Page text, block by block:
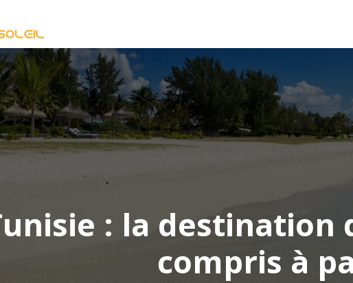
: la destination
compris à